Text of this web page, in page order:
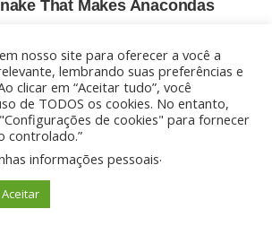
nosso site para oferecer a você a
lembrando suas preferências e
clicar em “Aceitar tudo”, você
de TODOS os cookies. No entanto,
de cookies" para fornecer
controlado.”
informações pessoais.
Aceitar